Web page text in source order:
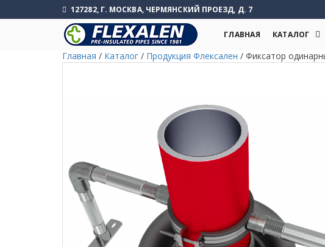
127282, Г. МОСКВА, ЧЕРМЯНСКИЙ ПРОЕЗД, Д. 7
ГЛАВНАЯ КАТАЛОГ
Главная / Каталог / Продукция Флексален / Фиксатор